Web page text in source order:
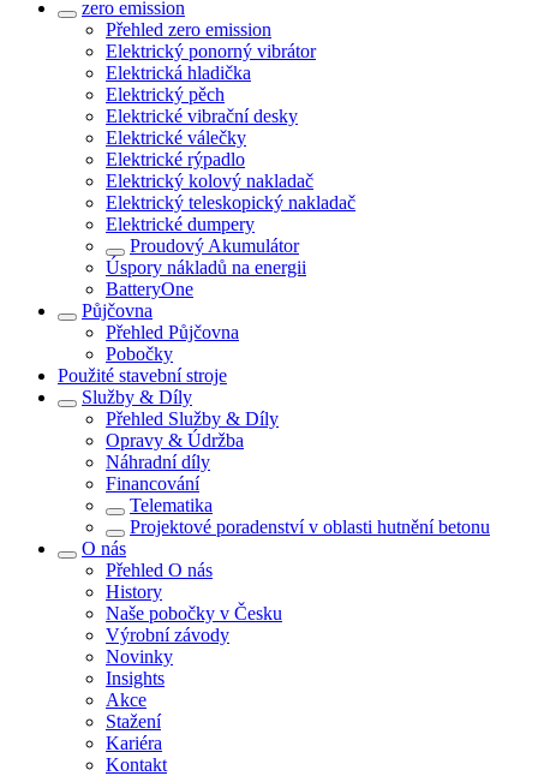
zero emission
Přehled zero emission
Elektrický ponorný vibrátor
Elektrická hladička
Elektrický pěch
Elektrické vibrační desky
Elektrické válečky
Elektrické rýpadlo
Elektrický kolový nakladač
Elektrický teleskopický nakladač
Elektrické dumpery
Proudový Akumulátor
Úspory nákladů na energii
BatteryOne
Půjčovna
Přehled Půjčovna
Pobočky
Použité stavební stroje
Služby & Díly
Přehled Služby & Díly
Opravy & Údržba
Náhradní díly
Financování
Telematika
Projektové poradenství v oblasti hutnění betonu
O nás
Přehled O nás
History
Naše pobočky v Česku
Výrobní závody
Novinky
Insights
Akce
Stažení
Kariéra
Kontakt